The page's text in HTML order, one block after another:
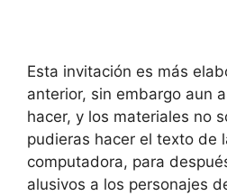
Esta invitación es más
anterior, sin embargo aun
hacer, y los materiales no
pudieras hacer el texto de
computadora, para
alusivos a los personajes